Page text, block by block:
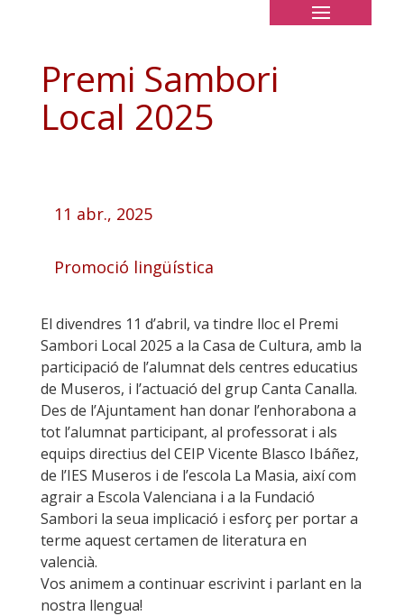
Premi Sambori
Local 2025
11 abr., 2025
Promoció lingüística
El divendres 11 d’abril, va tindre lloc el Premi
Sambori Local 2025 a la Casa de Cultura, amb la
participació de l’alumnat dels centres educatius
de Museros, i l’actuació del grup Canta Canalla.
Des de l’Ajuntament han donar l’enhorabona a
tot l’alumnat participant, al professorat i als
equips directius del CEIP Vicente Blasco Ibáñez,
de l’IES Museros i de l’escola La Masia, així com
agrair a Escola Valenciana i a la Fundació
Sambori la seua implicació i esforç per portar a
terme aquest certamen de literatura en
valencià.
Vos animem a continuar escrivint i parlant en la
nostra llengua!